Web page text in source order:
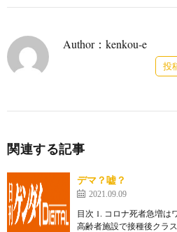
Author：kenkou-e
投
関連する記事
デマ？嘘？
2021.09.09
目次 1. コロナ死者急増は
高齢者施設で接種後クラ